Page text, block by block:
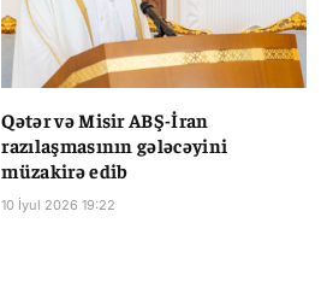
Qətər və Misir ABŞ-İran
razılaşmasının gələcəyini
müzakirə edib
10 İyul 2026 19:22